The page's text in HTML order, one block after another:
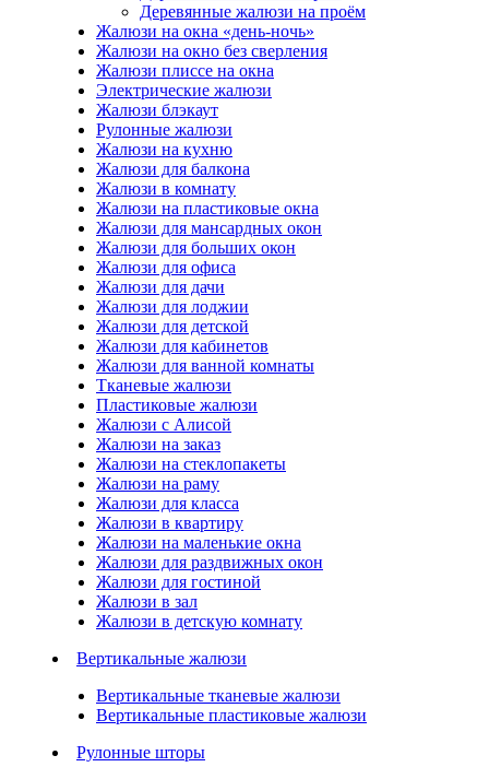
Деревянные жалюзи на проём
Жалюзи на окна «день-ночь»
Жалюзи на окно без сверления
Жалюзи плиссе на окна
Электрические жалюзи
Жалюзи блэкаут
Рулонные жалюзи
Жалюзи на кухню
Жалюзи для балкона
Жалюзи в комнату
Жалюзи на пластиковые окна
Жалюзи для мансардных окон
Жалюзи для больших окон
Жалюзи для офиса
Жалюзи для дачи
Жалюзи для лоджии
Жалюзи для детской
Жалюзи для кабинетов
Жалюзи для ванной комнаты
Тканевые жалюзи
Пластиковые жалюзи
Жалюзи с Алисой
Жалюзи на заказ
Жалюзи на стеклопакеты
Жалюзи на раму
Жалюзи для класса
Жалюзи в квартиру
Жалюзи на маленькие окна
Жалюзи для раздвижных окон
Жалюзи для гостиной
Жалюзи в зал
Жалюзи в детскую комнату
Вертикальные жалюзи
Вертикальные тканевые жалюзи
Вертикальные пластиковые жалюзи
Рулонные шторы